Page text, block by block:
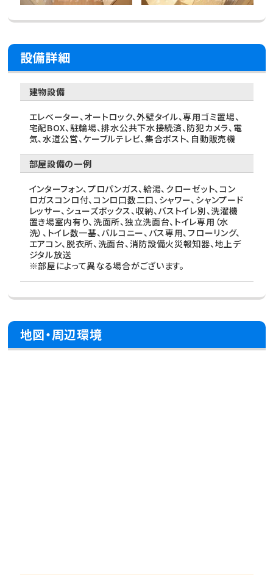
設備詳細
建物設備
エレベーター、オートロック、外壁タイル、専用ゴミ置場、
宅配BOX、駐輪場、排水公共下水接続済、防犯カメラ、電
気、水道公営、ケーブルテレビ、集合ポスト、自動販売機
部屋設備の一例
インターフォン、プロパンガス、給湯、クローゼット、コン
ロガスコンロ付、コンロ口数二口、シャワー、シャンプード
レッサー、シューズボックス、収納、バストイレ別、洗濯機
置き場室内有り、洗面所、独立洗面台、トイレ専用（水
洗）、トイレ数一基、バルコニー、バス専用、フローリング、
エアコン、脱衣所、洗面台、消防設備火災報知器、地上デ
ジタル放送
※部屋によって異なる場合がございます。
地図・周辺環境